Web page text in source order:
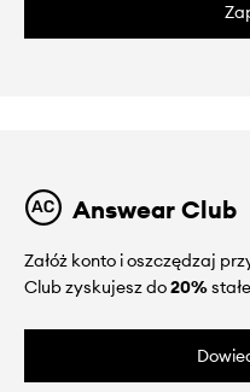
Answear Club
Załóż konto i oszczędzaj
Club zyskujesz do20%